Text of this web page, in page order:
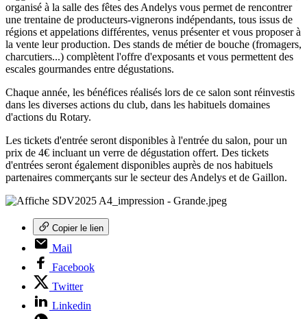
organisé à la salle des fêtes des Andelys vous permet de rencontrer
une trentaine de producteurs-vignerons indépendants, tous issus de
régions et appelations différentes, venus présenter et vous proposer à
la vente leur production. Des stands de métier de bouche (fromagers,
charcutiers...) complètent l'offre d'exposants et vous permettent des
escales gourmandes entre dégustations.
Chaque année, les bénéfices réalisés lors de ce salon sont réinvestis
dans les diverses actions du club, dans les habituels domaines
d'actions du Rotary.
Les tickets d'entrée seront disponibles à l'entrée du salon, pour un
prix de 4€ incluant un verre de dégustation offert. Des tickets
d'entrées seront également disponibles auprès de nos habituels
partenaires commerçants sur le secteur des Andelys et de Gaillon.
Copier le lien
Mail
Facebook
Twitter
Linkedin